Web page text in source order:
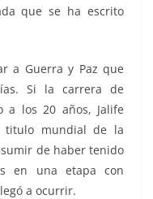
que se ha escrito
a Guerra y Paz que
Si la carrera de
a los 20 años, Jalife
titulo mundial de la
de haber tenido
en una etapa con
a ocurrir.